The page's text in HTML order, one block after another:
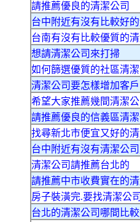
請推薦優良的清潔公司
台中附近有沒有比較好
台南有沒有比較優質的
想請清潔公司來打掃
如何篩選優質的社區清潔
清潔公司要怎樣增加客戶
希望大家推薦幾間清潔公
請推薦優良的信義區清潔
找尋新北市便宜又好的
台中附近有沒有清潔公
清潔公司請推薦台北的
請推薦中市收費實在的
房子裝潢完.要找清潔公
台北的清潔公司哪間比較